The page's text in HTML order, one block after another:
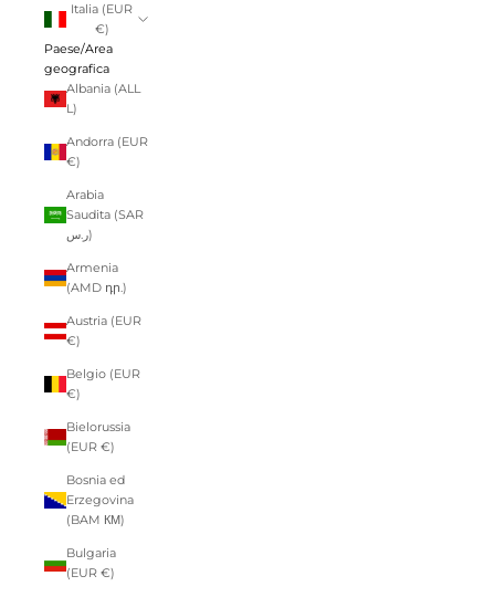
Italia (EUR
€)
Paese/Area
geografica
Albania (ALL
L)
Andorra (EUR
€)
Arabia
Saudita (SAR
ر.س)
Armenia
(AMD դր.)
Austria (EUR
€)
Belgio (EUR
€)
Bielorussia
(EUR €)
Bosnia ed
Erzegovina
(BAM КМ)
Bulgaria
(EUR €)